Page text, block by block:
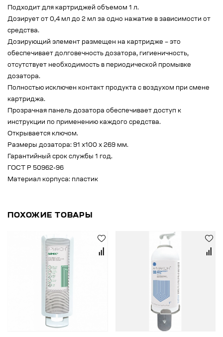
Подходит для картриджей объемом 1 л.
Дозирует от 0,4 мл до 2 мл за одно нажатие в зависимости от
средства.
Дозирующий элемент размещен на картридже – это
обеспечивает долговечность дозатора, гигиеничность,
отсутствует необходимость в периодической промывке
дозатора.
Полностью исключен контакт продукта с воздухом при смене
картриджа.
Прозрачная панель дозатора обеспечивает доступ к
инструкции по применению каждого средства.
Открывается ключом.
Размеры дозатора: 91 х100 х 269 мм.
Гарантийный срок службы 1 год.
ГОСТ Р 50962-96
Материал корпуса: пластик
ПОХОЖИЕ ТОВАРЫ